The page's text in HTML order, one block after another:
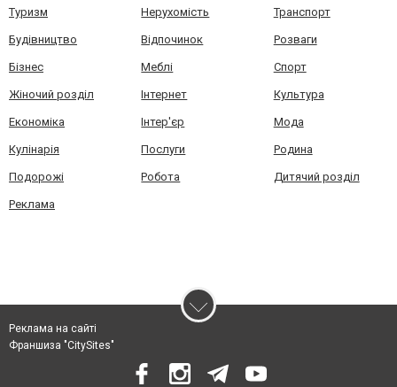
Туризм Нерухомість Транспорт
Будівництво Відпочинок Розваги
Бізнес Меблі Спорт
Жіночий розділ Інтернет Культура
Економіка Інтер'єр Мода
Кулінарія Послуги Родина
Подорожі Робота Дитячий розділ
Реклама
Реклама на сайті
Франшиза "CitySites"